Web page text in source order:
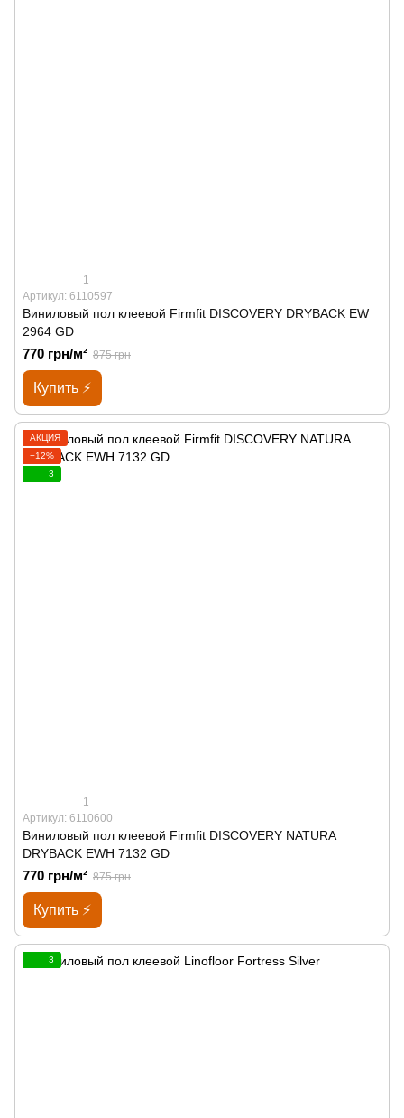
1
Артикул: 6110597
Виниловый пол клеевой Firmfit DISCOVERY DRYBACK EW
2964 GD
770 грн/м² 875 грн
Купить ⚡
АКЦИЯ
−12%
3
1
Артикул: 6110600
Виниловый пол клеевой Firmfit DISCOVERY NATURA
DRYBACK EWH 7132 GD
770 грн/м² 875 грн
Купить ⚡
3